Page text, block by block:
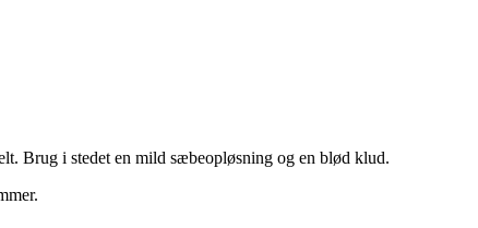
Brug i stedet en mild sæbeopløsning og en blød klud.